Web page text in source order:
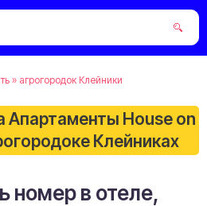
» агрогородок Клейники
Апартаменты House on
Клейниках
номер в отеле,